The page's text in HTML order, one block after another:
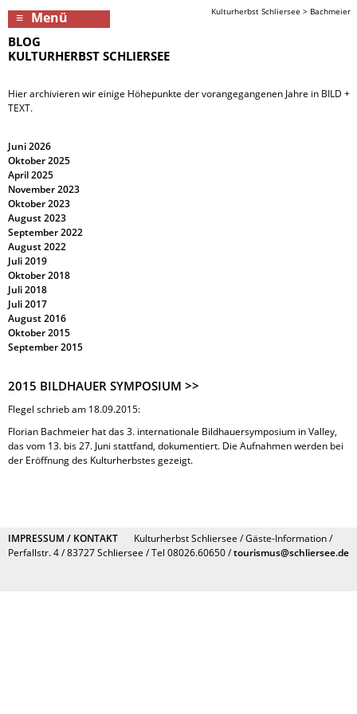
Menü Kulturherbst Schliersee > Bachmeier
BLOG
KULTURHERBST SCHLIERSEE
Hier archivieren wir einige Höhepunkte der vorangegangenen Jahre in BILD +
TEXT.
Juni 2026
Oktober 2025
April 2025
November 2023
Oktober 2023
August 2023
September 2022
August 2022
Juli 2019
Oktober 2018
Juli 2018
Juli 2017
August 2016
Oktober 2015
September 2015
2015 BILDHAUER SYMPOSIUM >>
Flegel schrieb am 18.09.2015:
Florian Bachmeier hat das 3. internationale Bildhauersymposium in Valley,
das vom 13. bis 27. Juni stattfand, dokumentiert. Die Aufnahmen werden bei
der Eröffnung des Kulturherbstes gezeigt.
IMPRESSUM / KONTAKT
Kulturherbst Schliersee / Gäste-Information /
Perfallstr. 4 / 83727 Schliersee / Tel 08026.60650 /tourismus@schliersee.de